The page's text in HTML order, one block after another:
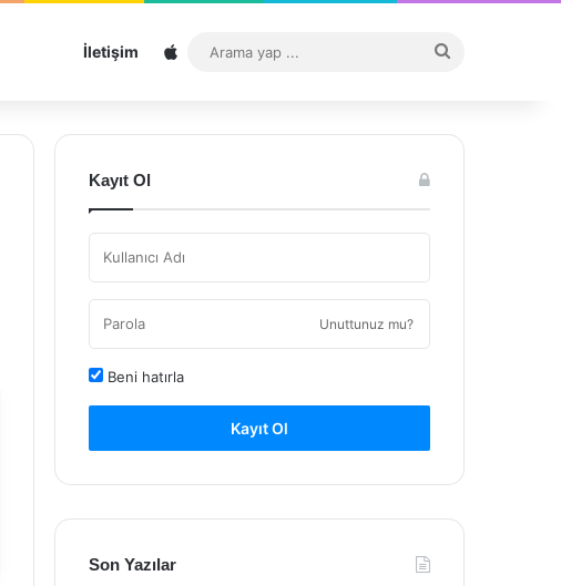
İletişim Sitemap
...
Kayıt Ol
Unuttunuz mu?
Beni hatırla
Kayıt Ol
Son Yazılar